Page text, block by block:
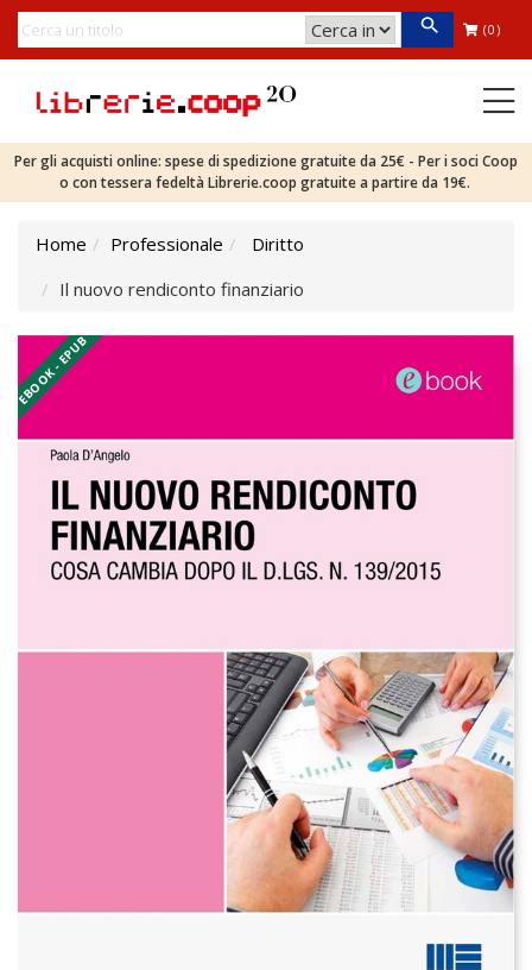
(0)
Per gli acquisti online: spese di spedizione gratuite da 25€ - Per i soci Coop
o con tessera fedeltà Librerie.coop gratuite a partire da 19€.
Home Professionale
Diritto
Il nuovo rendiconto finanziario
EBOOK - EPUB